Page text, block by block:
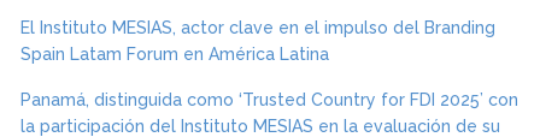
El Instituto MESIAS, actor clave en el impulso del Branding
Spain Latam Forum en América Latina
Panamá, distinguida como ‘Trusted Country for FDI 2025’ con
la participación del Instituto MESIAS en la evaluación de su